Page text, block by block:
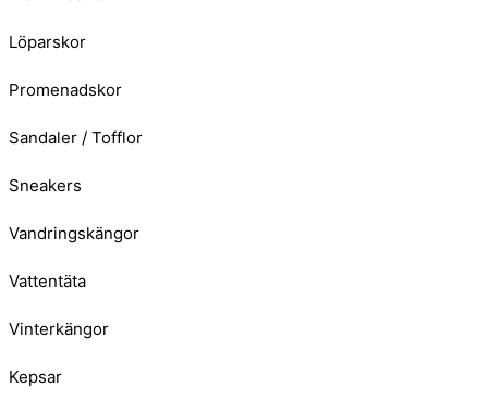
Löparskor
Promenadskor
Sandaler / Tofflor
Sneakers
Vandringskängor
Vattentäta
Vinterkängor
Kepsar